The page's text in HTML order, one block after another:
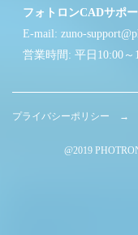
フォトロンCADサポ
E-mail: zuno-
営業時間: 平日10:00～
プライバシーポリシー →
@2019